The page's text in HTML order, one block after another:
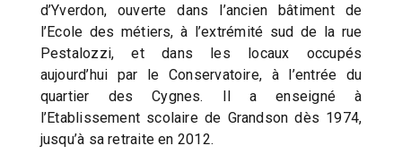
d’Yverdon, ouverte dans l’ancien bâtiment de
l’Ecole des métiers, à l’extrémité sud de la rue
Pestalozzi, et dans les locaux occupés
aujourd’hui par le Conservatoire, à l’entrée du
quartier des Cygnes. Il a enseigné à
l’Etablissement scolaire de Grandson dès 1974,
jusqu’à sa retraite en 2012.